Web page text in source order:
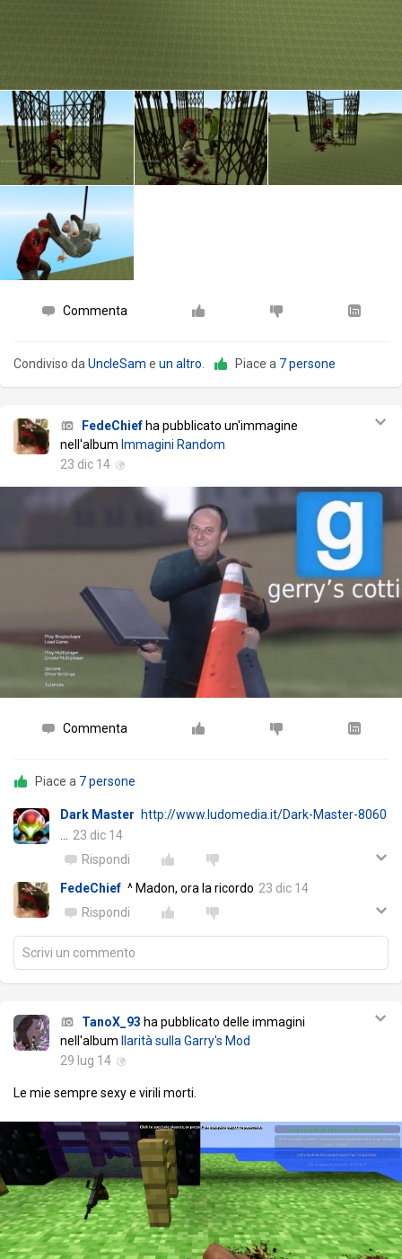
Commenta
Condiviso da UncleSam e un altro Piace a 7 persone
FedeChiefha pubblicato un'immagine
nell'album Immagini Random
23 dic 14
Commenta
Piace a 7 persone
Dark Master http://www.ludomedia.it/Dark-Master-8060
23 dic 14
Rispondi
FedeChief ^ Madon, ora la ricordo 23 dic 14
Rispondi
Scrivi un commento
TanoX_93 ha pubblicato delle immagini
nell'album Ilarità sulla Garry's Mod
29 lug 14
Le mie sempre sexy e virili morti.